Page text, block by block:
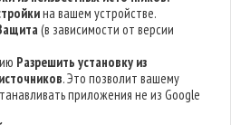
на вашем устройстве.
(в зависимости от версии
Разрешить установку из
. Это позволит вашему
приложения не из Google